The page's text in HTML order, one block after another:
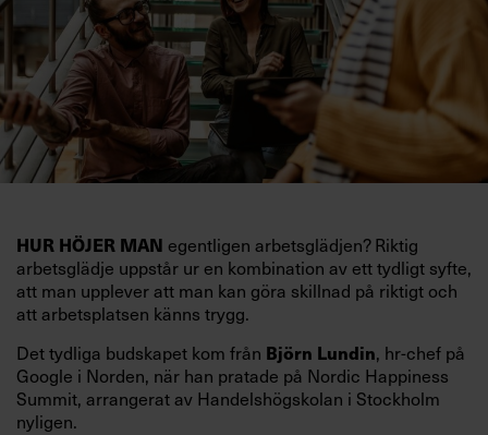
HUR HÖJER MAN egentligen arbetsglädjen? Riktig
arbetsglädje uppstår ur en kombination av ett tydligt syfte,
att man upplever att man kan göra skillnad på riktigt och
att arbetsplatsen känns trygg.
Det tydliga budskapet kom från Björn Lundin, hr-chef på
Google i Norden, när han pratade på Nordic Happiness
Summit, arrangerat av Handelshögskolan i Stockholm
nyligen.